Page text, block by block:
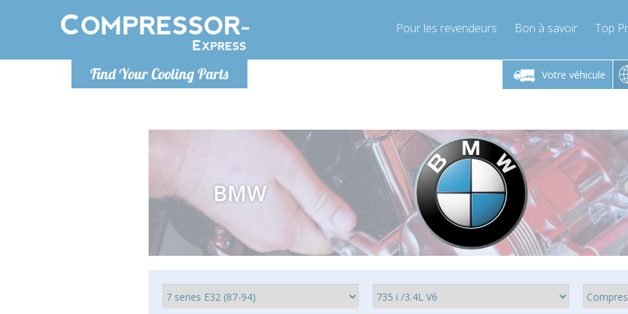
Find Your Cooling Parts
Pour les revendeurs Bon à savoir Top
Votre véhicule
Lundi-Vendredi 9h-17h
info@compressor-express.fr
Lundi-Vendredi 9h-17h Lundi-Vendredi 9h-17h
info@compressor-express.fr
BMW